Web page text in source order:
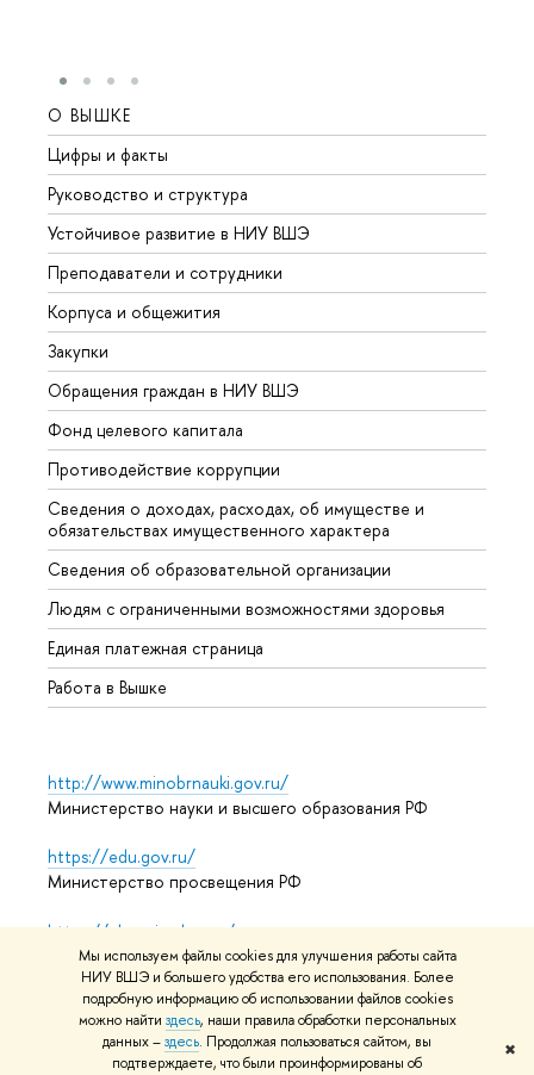
Мы используем файлы cookies для улучшения работы сайта
НИУ ВШЭ и большего удобства его использования. Более
подробную информацию об использовании файлов cookies
можно найти здесь, наши правила обработки персональных
данных –здесь. Продолжая пользоваться сайтом, вы
подтверждаете, что были проинформированы об
✖
О ВЫШКЕ
Цифры и факты
Руководство и структура
Устойчивое развитие в НИУ ВШЭ
Преподаватели и сотрудники
Корпуса и общежития
Закупки
Обращения граждан в НИУ ВШЭ
Фонд целевого капитала
Противодействие коррупции
Сведения о доходах, расходах, об имуществе и
обязательствах имущественного характера
Сведения об образовательной организации
Людям с ограниченными возможностями здоровья
Единая платежная страница
Работа в Вышке
http://www.minobrnauki.gov.ru/
Министерство науки и высшего образования РФ
https://edu.gov.ru/
Министерство просвещения РФ
https://elearning.hse.ru/mooc
Массовые открытые онлайн-курсы
© НИУ ВШЭ 1993–2026 Адреса и контактыУсловия
использования материаловПолитика конфиденциальности